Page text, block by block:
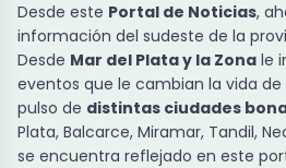
Desde este Portal de Noticias,
información del sudeste de la
Desde Mar del Plata y la Zona le
eventos que le cambian la vida de
pulso de distintas ciudades
Plata, Balcarce, Miramar, Tandil,
se encuentra reflejado en este